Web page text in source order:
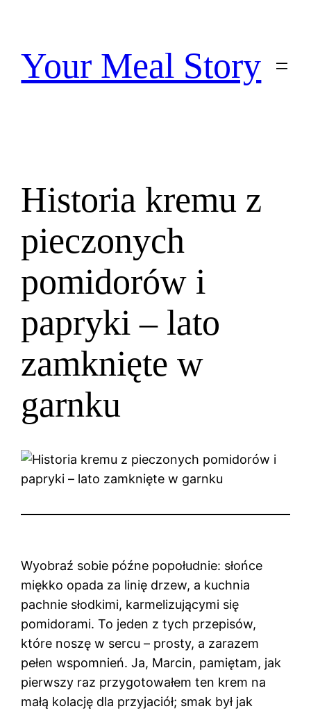
treściYour Meal Story
Historia kremu z
pieczonych
pomidorów i
papryki – lato
zamknięte w
garnku
Wyobraź sobie późne popołudnie: słońce
miękko opada za linię drzew, a kuchnia
pachnie słodkimi, karmelizującymi się
pomidorami. To jeden z tych przepisów,
które noszę w sercu – prosty, a zarazem
pełen wspomnień. Ja, Marcin, pamiętam, jak
pierwszy raz przygotowałem ten krem na
małą kolację dla przyjaciół; smak był jak